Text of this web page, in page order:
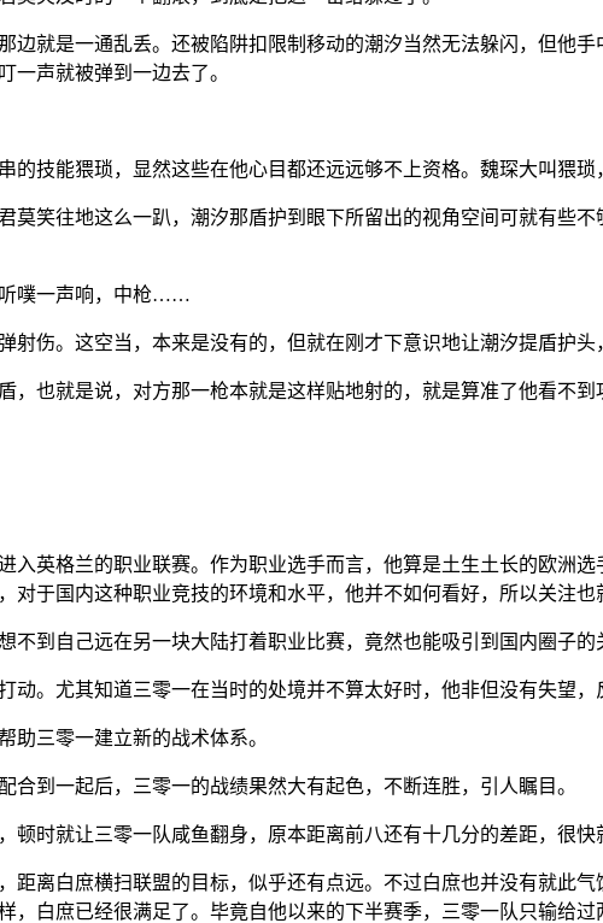
就是一通乱丢。还被陷阱扣限制移动的潮汐当然无法躲闪，但他
一声就被弹到一边去了。
技能猥琐，显然这些在他心目都还远远够不上资格。魏琛大叫猥琐
莫笑往地这么一趴，潮汐那盾护到眼下所留出的视角空间可就有些
听噗一声响，中枪……
射伤。这空当，本来是没有的，但就在刚才下意识地让潮汐提盾
，也就是说，对方那一枪本就是这样贴地射的，就是算准了他看不
入英格兰的职业联赛。作为职业选手而言，他算是土生土长的欧洲
于国内这种职业竞技的环境和水平，他并不如何看好，所以关注也
到自己远在另一块大陆打着职业比赛，竟然也能吸引到国内圈子的
。尤其知道三零一在当时的处境并不算太好时，他非但没有失望，
助三零一建立新的战术体系。
到一起后，三零一的战绩果然大有起色，不断连胜，引人瞩目。
时就让三零一队咸鱼翻身，原本距离前八还有十几分的差距，很快
距离白庶横扫联盟的目标，似乎还有点远。不过白庶也并没有就此
，白庶已经很满足了。毕竟自他以来的下半赛季，三零一队只输给